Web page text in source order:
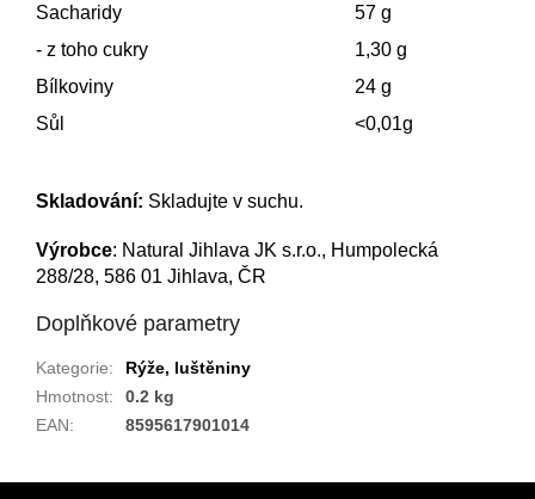
Sacharidy
57 g
- z toho cukry
1,30 g
Bílkoviny
24 g
Sůl
<0,01g
Skladování: Skladujte v suchu.
Výrobce: Natural Jihlava JK s.r.o., Humpolecká
288/28, 586 01 Jihlava, ČR
Doplňkové parametry
Kategorie:
Rýže, luštěniny
Hmotnost:
0.2 kg
EAN: 8595617901014